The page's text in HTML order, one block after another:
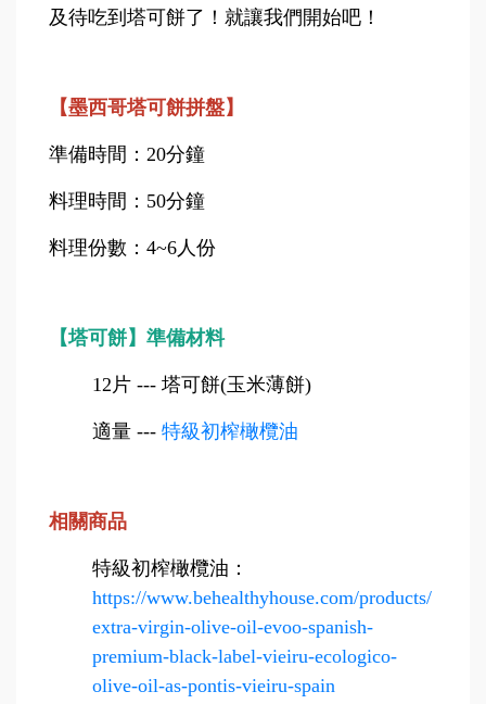
及待吃到塔可餅了！就讓我們開始吧！
【墨西哥塔可餅拼盤】
準備時間：20分鐘
料理時間：50分鐘
料理份數：4~6人份
【塔可餅】準備材料
12片 --- 塔可餅(玉米薄餅)
適量 --- 特級初榨橄欖油
相關商品
特級初榨橄欖油 ：
https://www.behealthyhouse.com/products/
extra-virgin-olive-oil-evoo-spanish-
premium-black-label-vieiru-ecologico-
olive-oil-as-pontis-vieiru-spain